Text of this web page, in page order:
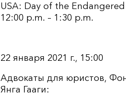
USA: Day of the
12:00 p.m. – 1:30 p.m.
22 января 2021 г., 15:00
Адвокаты для юристов,
Янга Гааги: